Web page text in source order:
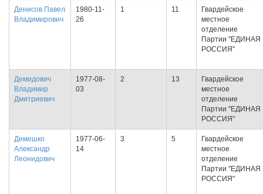
Денисов Павел
Владимирович
1980-11-
26
1 11
Гвардейское
местное
отделение
Партии "ЕДИНАЯ
РОССИЯ"
Демидович
Владимир
Дмитриевич
1977-08-
03
2 13
Гвардейское
местное
отделение
Партии "ЕДИНАЯ
РОССИЯ"
Демешко
Александр
Леонидович
1977-06-
14
3 5
Гвардейское
местное
отделение
Партии "ЕДИНАЯ
РОССИЯ"